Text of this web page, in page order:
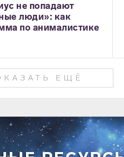
не попадают
люди»: как
по анималистике
ЕЩЁ